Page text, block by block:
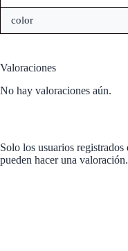
color
Valoraciones
No hay valoraciones aún.
Solo los usuarios
pueden hacer una valoración.